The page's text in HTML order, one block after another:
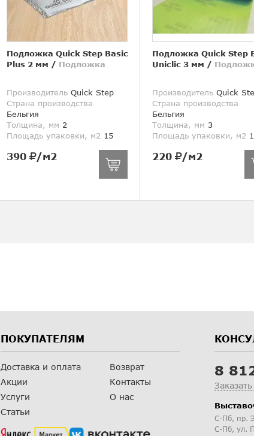
Подложка Quick Step Basic
Plus 2 мм / Подложка
Производитель Quick Step
Страна производства
Бельгия
Толщина, мм 2
Площадь упаковки, м2 15
390 /м2
Подложка Quick Step
Uniclic 3 мм /
Производитель Quick
Страна производства
Бельгия
Толщина, мм 3
Площадь упаковки, м2
220 /м2
ПОКУПАТЕЛЯМ
Доставка и оплата
Акции
Услуги
Статьи
Возврат
Контакты
О нас
8
С-Пб, пр.
С-Пб, ул.